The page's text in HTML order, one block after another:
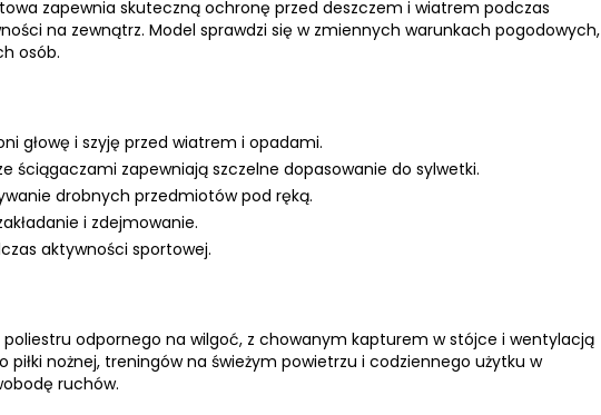
zapewnia skuteczną ochronę przed deszczem i wiatrem podczas
na zewnątrz. Model sprawdzi się w zmiennych warunkach pogodowych,
osób.
głowę i szyję przed wiatrem i opadami.
ściągaczami zapewniają szczelne dopasowanie do sylwetki.
drobnych przedmiotów pod ręką.
i zdejmowanie.
aktywności sportowej.
poliestru odpornego na wilgoć, z chowanym kapturem w stójce i wentylacją
nożnej, treningów na świeżym powietrzu i codziennego użytku w
ruchów.